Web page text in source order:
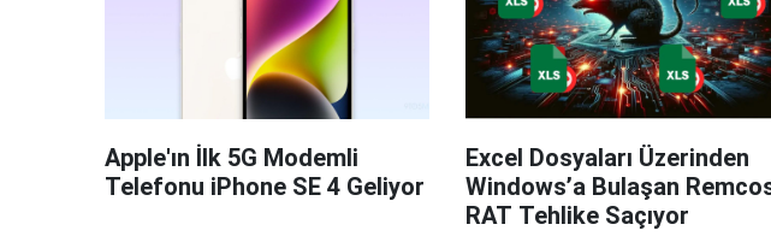
Apple'ın İlk 5G Modemli
Telefonu iPhone SE 4 Geliyor
Excel Dosyaları Üzerinden
Windows’a Bulaşan
RAT Tehlike Saçıyor